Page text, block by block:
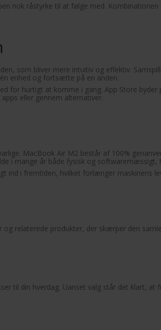
nok råstyrke til at følge med.
som bliver mere intuitiv og effektiv.
enhed og fortsætte på en anden.
for hurtigt at komme i gang. App Store
eller gennem alternativer.
MacBook Air M2 består af 100%
i mange år både fysisk og softwaremæssigt,
ind i fremtiden, hvilket forlænger maskinens
relaterede produkter, der skærper den
til din hverdag. Uanset valg står det klart,